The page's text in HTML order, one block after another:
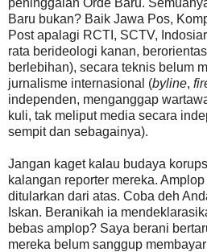
Baru bukan? Baik Jawa Pos,
Post apalagi RCTI, SCTV,
rata berideologi kanan,
berlebihan), secara teknis belum
jurnalisme internasional (byline,
independen, menganggap
kuli, tak meliput media secara
sempit dan sebagainya).
Jangan kaget kalau budaya
kalangan reporter mereka.
ditularkan dari atas. Coba deh
Iskan. Beranikah ia
bebas amplop? Saya berani
mereka belum sanggup